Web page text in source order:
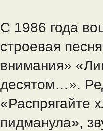
С 1986 года
строевая
внимания»
десятом…».
«Распрягайте
пидманула»,